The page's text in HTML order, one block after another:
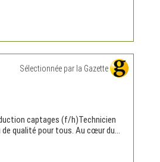
Sélectionnée par la Gazette
captages (f/h)Technicien
qualité pour tous. Au cœur du...